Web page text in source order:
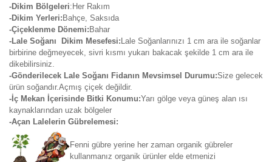
-Dikim Bölgeleri:Her Rakım
-Dikim Yerleri: Bahçe, Saksıda
-Çiçeklenme Dönemi: Bahar
-Lale Soğanı Dikim Mesefesi: Lale Soğanlarınızı 1 cm ara ile soğanlar
birbirine değmeyecek, sivri kısmı yukarı bakacak şekilde 1 cm ara ile
dikebilirsiniz.
-Gönderilecek Lale Soğanı Fidanın Mevsimsel Durumu:Size gelecek
ürün soğandır.Açmış çiçek değildir.
-İç Mekan İçerisinde Bitki Konumu:Yarı gölge veya güneş alan ısı
kaynaklarından uzak bölgeler
-Açan Lalelerin Gübrelemesi:
Fenni gübre yerine her zaman organik gübreler
kullanmanız organik ürünler elde etmenizi